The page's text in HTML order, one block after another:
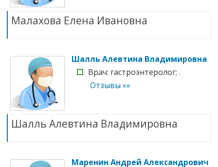
Малахова Елена Ивановна
Шалль Алевтина Владимировна
☐ Врач: гастроэнтеролог; .
Отзывы »»
Шалль Алевтина Владимировна
Маренин Андрей Александрович